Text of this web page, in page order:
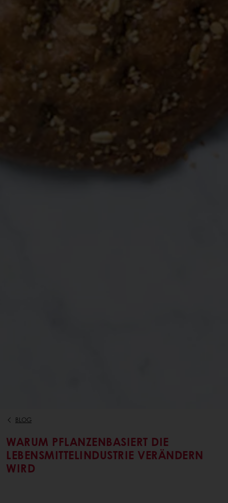
BLOG
WARUM PFLANZENBASIERT DIE
LEBENSMITTELINDUSTRIE VERÄNDERN
WIRD